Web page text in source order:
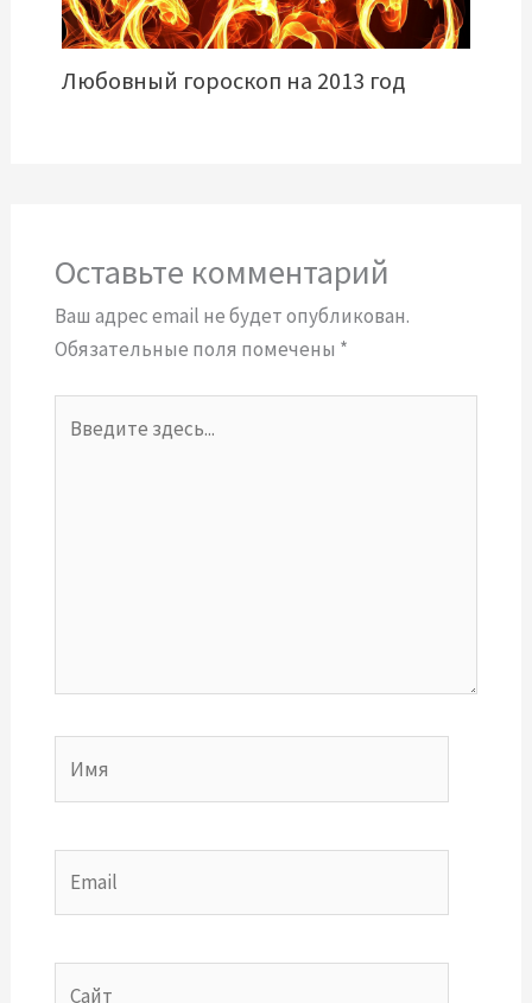
Любовный гороскоп на 2013 год
Оставьте комментарий
Ваш адрес email не будет опубликован.
Обязательные поля помечены *
здесь...